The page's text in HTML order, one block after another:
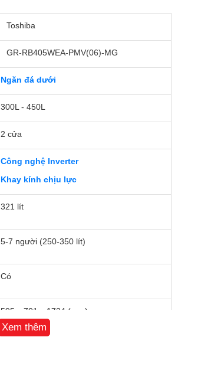
Toshiba
GR-RB405WEA-PMV(06)-MG
Ngăn đá dưới
300L - 450L
2 cửa
Công nghệ Inverter
Khay kính chịu lực
321 lít
5-7 người (250-350 lít)
Có
595 x 701 x 1724 (mm)
24 Tháng
Xem thêm